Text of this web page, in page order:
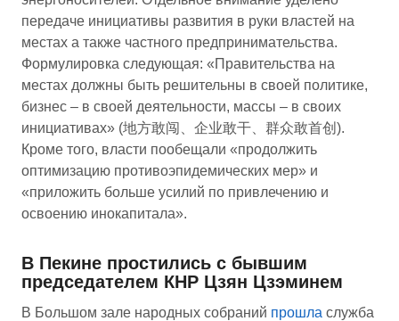
передаче инициативы развития в руки властей на
местах а также частного предпринимательства.
Формулировка следующая: «Правительства на
местах должны быть решительны в своей политике,
бизнес – в своей деятельности, массы – в своих
инициативах» (地方敢闯、企业敢干、群众敢首创).
Кроме того, власти пообещали «продолжить
оптимизацию противоэпидемических мер» и
«приложить больше усилий по привлечению и
освоению инокапитала».
В Пекине простились с бывшим
председателем КНР Цзян Цзэминем
В Большом зале народных собраний прошла служба